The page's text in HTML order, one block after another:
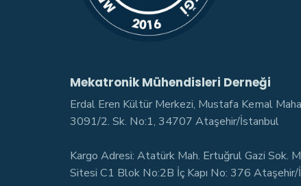
Mekatronik Mühendisleri Derneği
Erdal Eren Kültür Merkezi, Mustafa Kemal
3091/2. Sk. No:1, 34707 Ataşehir/İstanbul
Kargo Adresi: Atatürk Mah. Ertuğrul Gazi Sok.
Sitesi C1 Blok No:2B İç Kapı No: 376